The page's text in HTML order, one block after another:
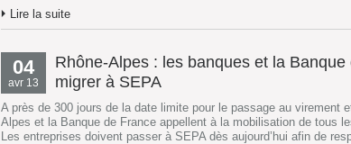
Lire la suite
04
avr 13
Rhône-Alpes : les banques et la
migrer à SEPA
A près de 300 jours de la date limite pour le passage au virement
Alpes et la Banque de France appellent à la mobilisation de tous
Les entreprises doivent passer à SEPA dès aujourd’hui afin de